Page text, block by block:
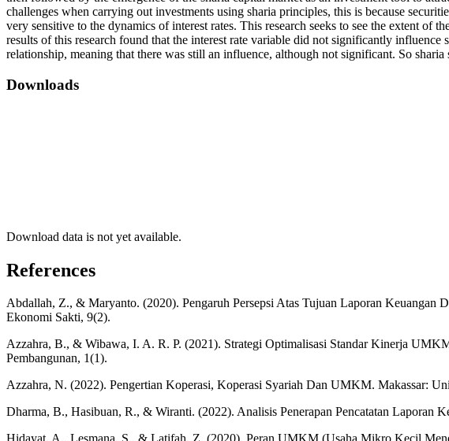
challenges when carrying out investments using sharia principles, this is because
very sensitive to the dynamics of interest rates. This research seeks to see the extent of
results of this research found that the interest rate variable did not significantly
relationship, meaning that there was still an influence, although not significant. So
Downloads
Download data is not yet available.
References
Abdallah, Z., & Maryanto. (2020). Pengaruh Persepsi Atas Tujuan Laporan
Ekonomi Sakti, 9(2).
Azzahra, B., & Wibawa, I. A. R. P. (2021). Strategi Optimalisasi Standar Kinerja
Pembangunan, 1(1).
Azzahra, N. (2022). Pengertian Koperasi, Koperasi Syariah Dan UMKM. Makassar:
Dharma, B., Hasibuan, R., & Wiranti. (2022). Analisis Penerapan Pencatatan Laporan